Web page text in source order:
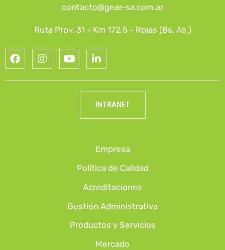
contacto@gear-sa.com.ar
Ruta Prov. 31 - Km 172,5 - Rojas (Bs. As.)
INTRANET
Empresa
Política de Calidad
Acreditaciones
Gestión Administrativa
Productos y Servicios
Mercado